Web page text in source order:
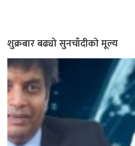
शुक्रबार बढ्यो सुनचाँदीको मूल्य